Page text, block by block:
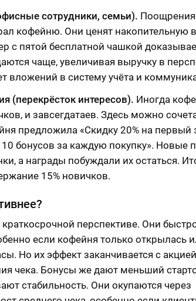
сотрудники, семьи).
кофейню. Они ценят накопительную
с пятой бесплатной чашкой
чаще, увеличивая выручку в
вложений в систему учёта и
(перекрёсток интересов). Иногда
и завсегдатаев. Здесь можно
предложила «Скидку 20% на первый
бонусов за каждую покупку». Новые
а награды побуждали их остаться.
15% новичков.
перспективе. Они
если кофейня только открылась
Но их эффект заканчивается с
чека. Бонусы же дают меньший
стабильность. Они окупаются через